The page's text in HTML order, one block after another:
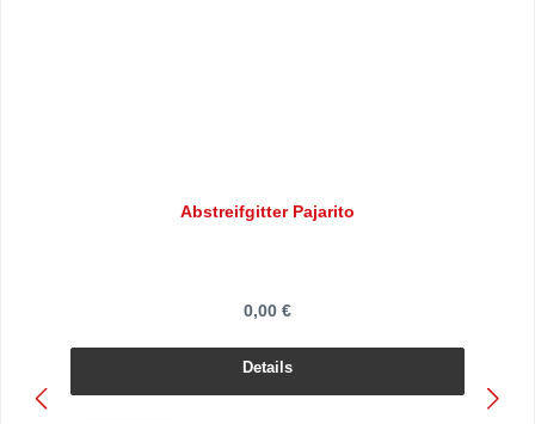
Abstreifgitter Pajarito
0,00 €
Details